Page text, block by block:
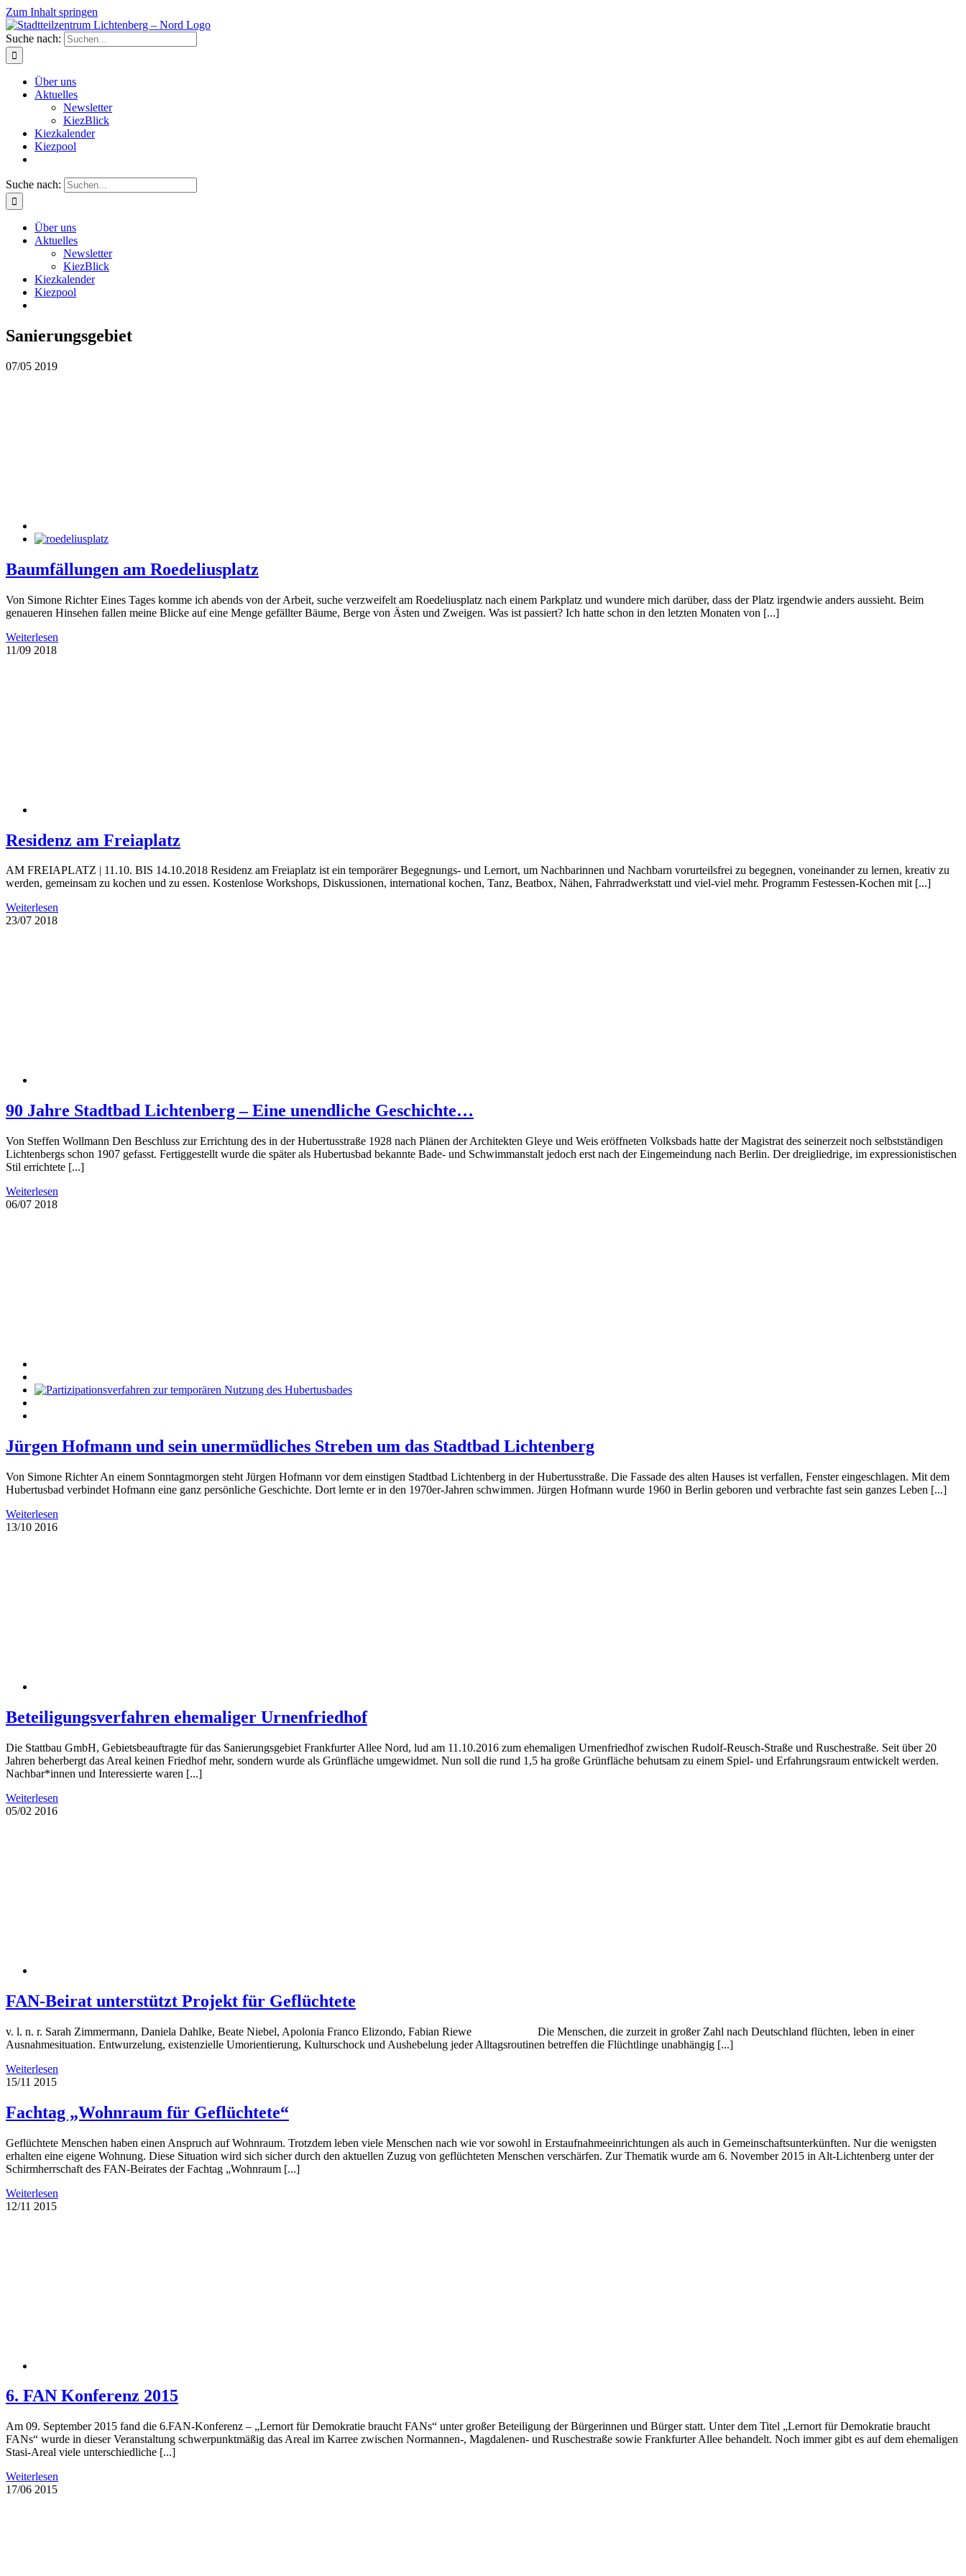
Zum Inhalt springen
Suche nach:
Über uns
Aktuelles
Newsletter
KiezBlick
Kiezkalender
Kiezpool
Suche nach:
Über uns
Aktuelles
Newsletter
KiezBlick
Kiezkalender
Kiezpool
Sanierungsgebiet
07/05 2019
Baumfällungen am Roedeliusplatz
Von Simone Richter Eines Tages komme ich abends von der Arbeit, suche verzweifelt am Roedeliusplatz nach einem Parkplatz und wundere mich darüber, dass der Platz irgendwie anders aussieht. Beim
genaueren Hinsehen fallen meine Blicke auf eine Menge gefällter Bäume, Berge von Ästen und Zweigen. Was ist passiert? Ich hatte schon in den letzten Monaten von [...]
Weiterlesen
11/09 2018
Residenz am Freiaplatz
AM FREIAPLATZ | 11.10. BIS 14.10.2018 Residenz am Freiaplatz ist ein temporärer Begegnungs- und Lernort, um Nachbarinnen und Nachbarn vorurteilsfrei zu begegnen, voneinander zu lernen, kreativ zu
werden, gemeinsam zu kochen und zu essen. Kostenlose Workshops, Diskussionen, international kochen, Tanz, Beatbox, Nähen, Fahrradwerkstatt und viel-viel mehr. Programm Festessen-Kochen mit [...]
Weiterlesen
23/07 2018
90 Jahre Stadtbad Lichtenberg – Eine unendliche Geschichte…
Von Steffen Wollmann Den Beschluss zur Errichtung des in der Hubertusstraße 1928 nach Plänen der Architekten Gleye und Weis eröffneten Volksbads hatte der Magistrat des seinerzeit noch selbstständigen
Lichtenbergs schon 1907 gefasst. Fertiggestellt wurde die später als Hubertusbad bekannte Bade- und Schwimmanstalt jedoch erst nach der Eingemeindung nach Berlin. Der dreigliedrige, im expressionistischen
Stil errichtete [...]
Weiterlesen
06/07 2018
Jürgen Hofmann und sein unermüdliches Streben um das Stadtbad Lichtenberg
Von Simone Richter An einem Sonntagmorgen steht Jürgen Hofmann vor dem einstigen Stadtbad Lichtenberg in der Hubertusstraße. Die Fassade des alten Hauses ist verfallen, Fenster eingeschlagen. Mit dem
Hubertusbad verbindet Hofmann eine ganz persönliche Geschichte. Dort lernte er in den 1970er-Jahren schwimmen. Jürgen Hofmann wurde 1960 in Berlin geboren und verbrachte fast sein ganzes Leben [...]
Weiterlesen
13/10 2016
Beteiligungsverfahren ehemaliger Urnenfriedhof
Die Stattbau GmbH, Gebietsbeauftragte für das Sanierungsgebiet Frankfurter Allee Nord, lud am 11.10.2016 zum ehemaligen Urnenfriedhof zwischen Rudolf-Reusch-Straße und Ruschestraße. Seit über 20
Jahren beherbergt das Areal keinen Friedhof mehr, sondern wurde als Grünfläche umgewidmet. Nun soll die rund 1,5 ha große Grünfläche behutsam zu einem Spiel- und Erfahrungsraum entwickelt werden.
Nachbar*innen und Interessierte waren [...]
Weiterlesen
05/02 2016
FAN-Beirat unterstützt Projekt für Geflüchtete
v. l. n. r. Sarah Zimmermann, Daniela Dahlke, Beate Niebel, Apolonia Franco Elizondo, Fabian Riewe Die Menschen, die zurzeit in großer Zahl nach Deutschland flüchten, leben in einer
Ausnahmesituation. Entwurzelung, existenzielle Umorientierung, Kulturschock und Aushebelung jeder Alltagsroutinen betreffen die Flüchtlinge unabhängig [...]
Weiterlesen
15/11 2015
Fachtag „Wohnraum für Geflüchtete“
Geflüchtete Menschen haben einen Anspruch auf Wohnraum. Trotzdem leben viele Menschen nach wie vor sowohl in Erstaufnahmeeinrichtungen als auch in Gemeinschaftsunterkünften. Nur die wenigsten
erhalten eine eigene Wohnung. Diese Situation wird sich sicher durch den aktuellen Zuzug von geflüchteten Menschen verschärfen. Zur Thematik wurde am 6. November 2015 in Alt-Lichtenberg unter der
Schirmherrschaft des FAN-Beirates der Fachtag „Wohnraum [...]
Weiterlesen
12/11 2015
6. FAN Konferenz 2015
Am 09. September 2015 fand die 6.FAN-Konferenz – „Lernort für Demokratie braucht FANs“ unter großer Beteiligung der Bürgerinnen und Bürger statt. Unter dem Titel „Lernort für Demokratie braucht
FANs“ wurde in dieser Veranstaltung schwerpunktmäßig das Areal im Karree zwischen Normannen-, Magdalenen- und Ruschestraße sowie Frankfurter Allee behandelt. Noch immer gibt es auf dem ehemaligen
Stasi-Areal viele unterschiedliche [...]
Weiterlesen
17/06 2015